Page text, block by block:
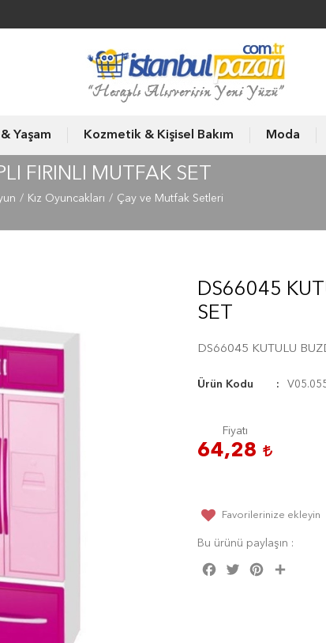
& Yaşam Kozmetik & Kişisel Bakım Moda
FIRINLI MUTFAK SET
Kız Oyuncakları Çay ve Mutfak Setleri
DS66045
SET
DS66045 KUTULU
Ürün Kodu
Fiyatı
64,28
Favorilerinize ekleyin
Bu ürünü paylaşın :
Facebook
Twitter Pinterest